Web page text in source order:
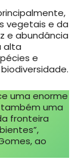
vegetais e da
e abundância
alta
e
uma enorme
uma
fronteira
ao